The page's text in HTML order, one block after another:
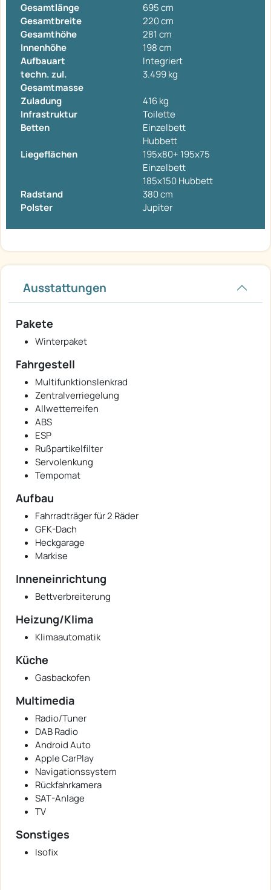
Gesamtlänge
695 cm
Gesamtbreite
220 cm
Gesamthöhe
281 cm
Innenhöhe
198 cm
Aufbauart
Integriert
techn. zul.
Gesamtmasse
3.499 kg
Zuladung
416 kg
Infrastruktur
Toilette
Betten
Einzelbett
Hubbett
Liegeflächen
195x80+ 195x75
Einzelbett
185x150 Hubbett
Radstand
380 cm
Polster
Jupiter
Ausstattungen
Pakete
Winterpaket
Fahrgestell
Multifunktionslenkrad
Zentralverriegelung
Allwetterreifen
ABS
ESP
Rußpartikelfilter
Servolenkung
Tempomat
Aufbau
Fahrradträger für 2 Räder
GFK-Dach
Heckgarage
Markise
Inneneinrichtung
Bettverbreiterung
Heizung/Klima
Klimaautomatik
Küche
Gasbackofen
Multimedia
Radio/Tuner
DAB Radio
Android Auto
Apple CarPlay
Navigationssystem
Rückfahrkamera
SAT-Anlage
TV
Sonstiges
Isofix